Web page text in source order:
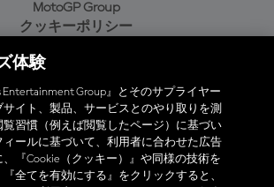
MotoGP Group
クッキーポリシー
プライバシーポリシー
購入ポリシー
オフィシャルアプリ
体験
Entertainment Group』とそのサプライヤー
イト、製品、サービスとのやり取りを測
覧習慣（例えば閲覧したページ）に基づい
ィールに基づいて、利用者に合わせた広告
『Cookie（クッキー）』や同様の技術を
全てを有効にする』をクリックすると、